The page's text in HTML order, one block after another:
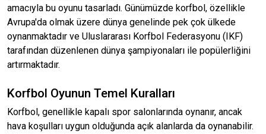
amacıyla bu oyunu tasarladı. Günümüzde korfbol, özellikle
Avrupa'da olmak üzere dünya genelinde pek çok ülkede
oynanmaktadır ve Uluslararası Korfbol Federasyonu (IKF)
tarafından düzenlenen dünya şampiyonaları ile popülerliğini
artırmaktadır.
Korfbol Oyunun Temel Kuralları
Korfbol, genellikle kapalı spor salonlarında oynanır, ancak
hava koşulları uygun olduğunda açık alanlarda da oynanabilir.